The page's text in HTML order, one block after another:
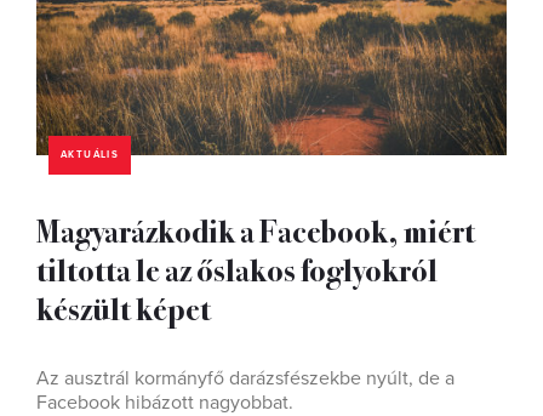
AKTUÁLIS
Magyarázkodik a Facebook, miért
tiltotta le az őslakos foglyokról
készült képet
Az ausztrál kormányfő darázsfészekbe nyúlt, de a
Facebook hibázott nagyobbat.